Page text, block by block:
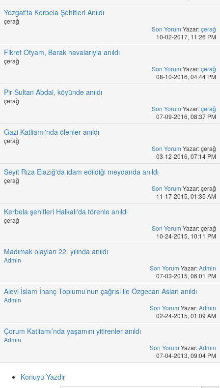
Yozgat'ta Kerbela Şehitleri Anıldı
çerağ
Son Yorum Yazar:çerağ
10-02-2017, 11:26 PM
Fikret Otyam, Barak havalarıyla anıldı
çerağ
Son Yorum Yazar:çerağ
08-10-2016, 04:44 PM
Pir Sultan Abdal, köyünde anıldı
çerağ
Son Yorum Yazar:çerağ
07-09-2016, 08:37 PM
Gazi Katliamı'nda ölenler anıldı
çerağ
Son Yorum Yazar: çerağ
03-12-2016, 07:14 PM
Seyit Rıza Elazığ'da idam edildiği meydanda anıldı
çerağ
Son Yorum Yazar: çerağ
11-17-2015, 01:35 AM
Kerbela şehitleri Halkalı'da törenle anıldı
çerağ
Son Yorum Yazar: çerağ
10-24-2015, 10:11 PM
Madımak olayları 22. yılında anıldı
Admin
Son Yorum Yazar:Admin
07-03-2015, 06:01 PM
Alevi İslam İnanç Toplumu’nun çağrısı ile Özgecan Aslan anıldı
Admin
Son Yorum Yazar:Admin
02-24-2015, 01:09 AM
Çorum Katliamı’nda yaşamını yitirenler anıldı
Admin
Son Yorum Yazar:Admin
07-04-2013, 09:04 PM
Konuyu Yazdır